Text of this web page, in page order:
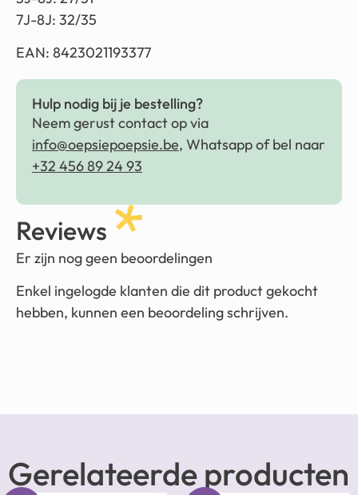
7J-8J: 32/35
EAN: 8423021193377
Hulp nodig bij je bestelling?
Neem gerust contact op via
info@oepsiepoepsie.be, Whatsapp of bel naar
+32 456 89 24 93
Reviews
Er zijn nog geen beoordelingen
Enkel ingelogde klanten die dit product gekocht
hebben, kunnen een beoordeling schrijven.
Gerelateerde producten